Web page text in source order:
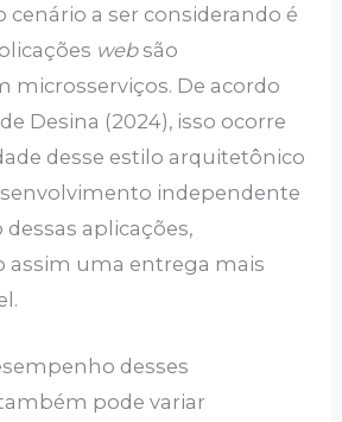
a ser considerando é
websão
microsserviços. De acordo
Desina (2024), isso ocorre
desse estilo arquitetônico
independente
aplicações,
assim uma entrega mais
desses
pode variar